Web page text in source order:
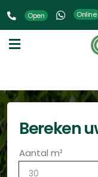
Open Online
Bereken
Aantal m²